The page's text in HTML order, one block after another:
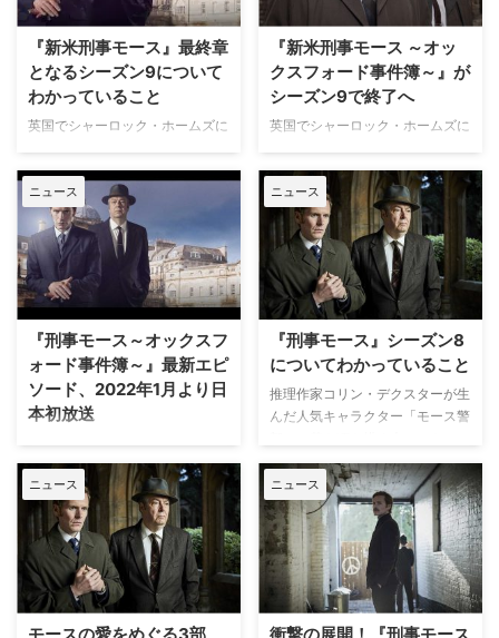
ス』につながるストーリーも コ
リン・デクスターによる小説「モ
ース警部」シリーズを原作とし、
英ITV系で2013年から放送された
本作。イギリスであのシャーロッ
ク・ホームズをもしのぐ人気を誇
いる。今年2月から3月にかけて
本国で放送されたこの最終シーズ
ンをもって、8シーズン全 …
に適切な時期だと考えているよう
独占インタビューに応じたショー
ン・エヴァンス 2012年から親し
まれてきた『刑事モース ～オッ
クスフォード事件簿～』。ファイ
ョーンがこの …
『新米刑事モース』最終章
となるシーズン9について
わかっていること
英国でシャーロック・ホームズに
米刑事だった時代を描くミステリ
ードラマ『新米刑事モース ～オ
ックスフォード事件簿～』（別タ
イトル『刑事モース ～オックス
フォード事件簿～』
『ENDEAVOUR刑事モース ～オ
ックスフォード事件簿～』）。フ
9の放送がついに本国イギリスで
スタートしたが、現時点でわかっ
ていることをお伝えしよう。 イ
ギリスでの放送スタート！ 推理
人気キャラクター「モース警部」
の若き頃を描く大ヒットミステリ
ー『新 …
『新米刑事モース ～オッ
クスフォード事件簿～』が
シーズン9で終了へ
英国でシャーロック・ホームズに
米刑事だった時代を描くミステリ
ードラマ『新米刑事モース ～オ
ックスフォード事件簿～』が、シ
ーズン9で終了することが明らか
となった。米TV Lineが報じてい
る。 英国作家コリン・デクスタ
ーが生み出し、“英国で最も好き
あるモース警部。そんな彼の若か
りし頃を描く『新米刑事モース』
では、オックスフォードを舞台
に、若手刑事モースが町で次々と
いく姿が描かれる。 5月23日
（月）にPBS Mast …
ニュース
『刑事モース～オックスフ
ォード事件簿～』最新エピ
ソード、2022年1月より日
本初放送
コリン・デクスターによる小説
「モース警部」シリーズを原作と
し、イギリスでシャーロック・ホ
ームズをしのぐ人気を誇るモース
警部の若き刑事時代の活躍を描い
た『刑事モース～オックスフォー
ド事件簿～』。その最新エピソー
ド（第31話～第33話）が2022年
1月に日本初放送・配信されるこ
ニュース
『刑事モース』シーズン8
についてわかっていること
推理作家コリン・デクスターが生
んだ人気キャラクター「モース警
テリー『刑事モース～オックスフ
ォード事件簿～』は、今月無事に
シーズン8（第8シリーズ）の撮
影が終了したという。この新シー
ズンについて現時点でわかってい
ることを英Radio Times.com（以
下RT）が伝えている。 今年4
月、英…
ニュース
モースの愛をめぐる3部
ニュース
衝撃の展開！『刑事モース